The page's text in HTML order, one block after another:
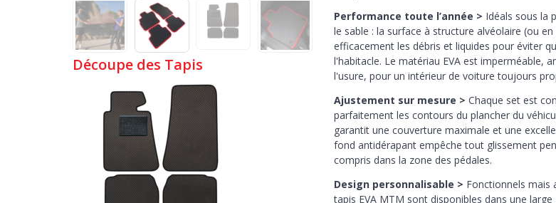
Découpe des Tapis
Performance toute l’année > Idéals sous la
le sable : la surface à structure alvéolaire (ou
efficacement les débris et liquides pour éviter
l'habitacle. Le matériau EVA est imperméable,
l'usure, pour un intérieur de voiture toujours
Ajustement sur mesure > Chaque set est
parfaitement les contours du plancher du
garantit une couverture maximale et une
fond antidérapant empêche tout glissement
compris dans la zone des pédales.
Design personnalisable > Fonctionnels mais
tapis EVA MTM sont disponibles dans une